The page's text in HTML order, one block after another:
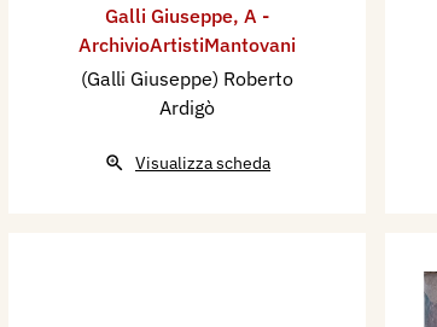
Galli Giuseppe, A -
ArchivioArtistiMantovani
(Galli Giuseppe) Roberto
Ardigò
Visualizza scheda